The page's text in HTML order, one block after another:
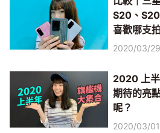
S20、
喜歡哪支
2020/03/29
2020 上
期待的亮
呢？
2020/03/01